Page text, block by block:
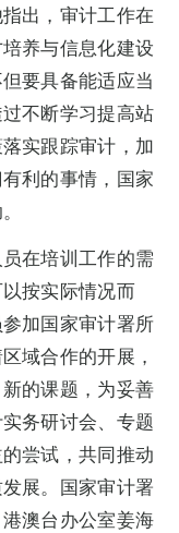
出，审计工作在
养与信息化建设
要具备能适应当
不断学习提高站
实跟踪审计，加
利的事情，国家
在培训工作的需
按实际情况而
加国家审计署所
域合作的开展，
的课题，为妥善
务研讨会、专题
尝试，共同推动
展。国家审计署
澳台办公室姜海